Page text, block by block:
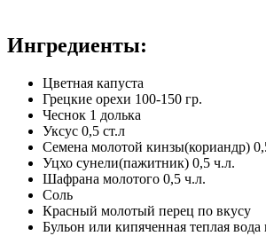
Ингредиенты:
Цветная капуста
Грецкие орехи 100-150 гр.
Чеснок 1 долька
Уксус 0,5 ст.л
Семена молотой кинзы(кориандр)
Уцхо сунели(пажитник) 0,5 ч.л.
Шафрана молотого 0,5 ч.л.
Соль
Красный молотый перец по вкусу
Бульон или кипяченная теплая вода